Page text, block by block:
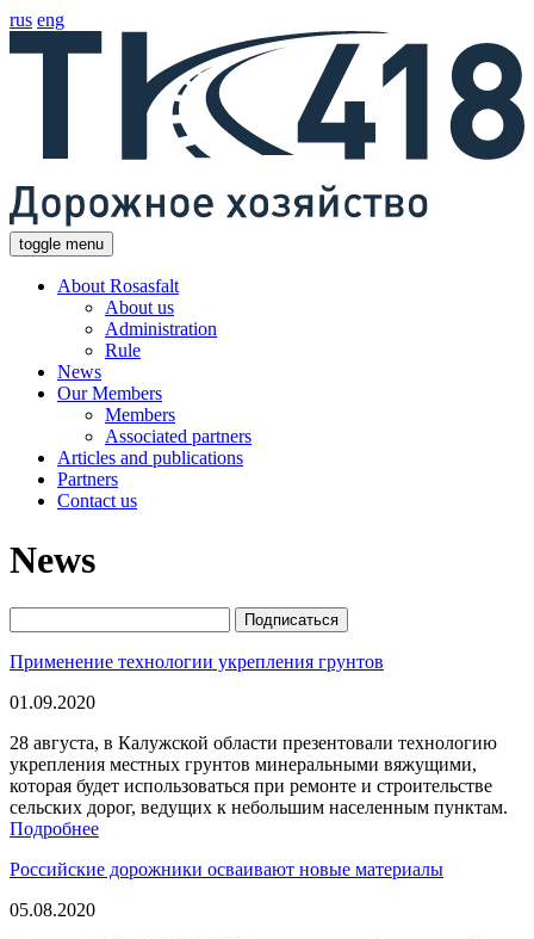
rus eng
toggle menu
About Rosasfalt
About us
Administration
Rule
News
Our Members
Members
Associated partners
Articles and publications
Partners
Contact us
News
Применение технологии укрепления грунтов
01.09.2020
28 августа, в Калужской области презентовали технологию
укрепления местных грунтов минеральными вяжущими,
которая будет использоваться при ремонте и строительстве
сельских дорог, ведущих к небольшим населенным пунктам.
Подробнее
Российские дорожники осваивают новые материалы
05.08.2020